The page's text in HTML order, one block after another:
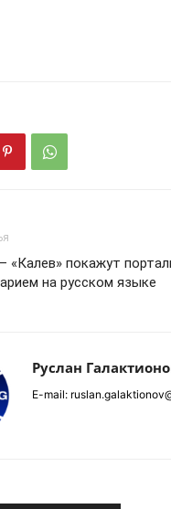
«Калев» покажут
на русском языке
Руслан
E-mail: